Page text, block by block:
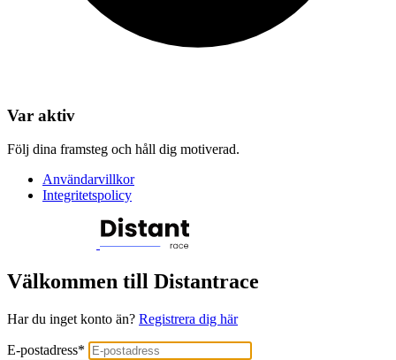
Var aktiv
Följ dina framsteg och håll dig motiverad.
Användarvillkor
Integritetspolicy
Välkommen till Distantrace
Har du inget konto än? Registrera dig här
E-postadress*